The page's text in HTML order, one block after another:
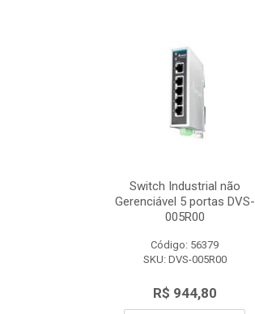
Switch Industrial não
Gerenciável 5 portas DVS-
005R00
Código: 56379
SKU: DVS-005R00
R$ 944,80